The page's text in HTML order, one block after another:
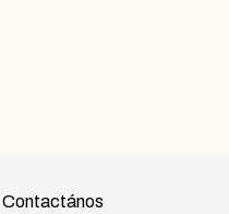
Contactános